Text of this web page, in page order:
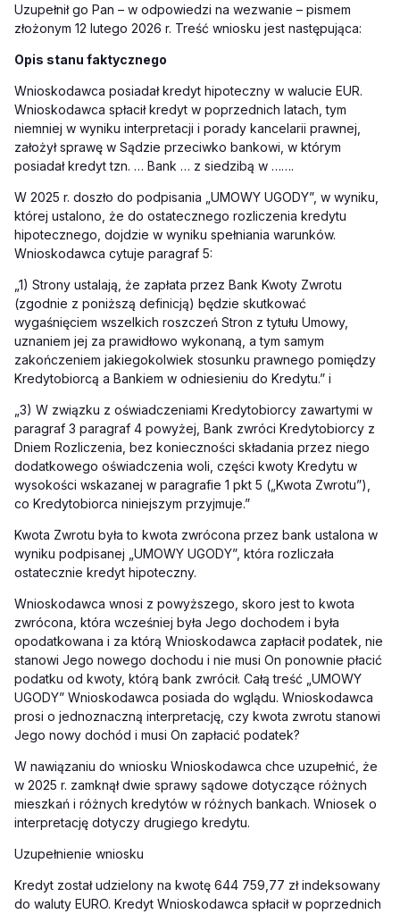
Uzupełnił go Pan – w odpowiedzi na wezwanie – pismem
złożonym 12 lutego 2026 r. Treść wniosku jest następująca:
Opis stanu faktycznego
Wnioskodawca posiadał kredyt hipoteczny w walucie EUR.
Wnioskodawca spłacił kredyt w poprzednich latach, tym
niemniej w wyniku interpretacji i porady kancelarii prawnej,
założył sprawę w Sądzie przeciwko bankowi, w którym
posiadał kredyt tzn. … Bank … z siedzibą w …….
W 2025 r. doszło do podpisania „UMOWY UGODY”, w wyniku,
której ustalono, że do ostatecznego rozliczenia kredytu
hipotecznego, dojdzie w wyniku spełniania warunków.
Wnioskodawca cytuje paragraf 5:
„1) Strony ustalają, że zapłata przez Bank Kwoty Zwrotu
(zgodnie z poniższą definicją) będzie skutkować
wygaśnięciem wszelkich roszczeń Stron z tytułu Umowy,
uznaniem jej za prawidłowo wykonaną, a tym samym
zakończeniem jakiegokolwiek stosunku prawnego pomiędzy
Kredytobiorcą a Bankiem w odniesieniu do Kredytu.” i
„3) W związku z oświadczeniami Kredytobiorcy zawartymi w
paragraf 3 paragraf 4 powyżej, Bank zwróci Kredytobiorcy z
Dniem Rozliczenia, bez konieczności składania przez niego
dodatkowego oświadczenia woli, części kwoty Kredytu w
wysokości wskazanej w paragrafie 1 pkt 5 („Kwota Zwrotu”),
co Kredytobiorca niniejszym przyjmuje.”
Kwota Zwrotu była to kwota zwrócona przez bank ustalona w
wyniku podpisanej „UMOWY UGODY”, która rozliczała
ostatecznie kredyt hipoteczny.
Wnioskodawca wnosi z powyższego, skoro jest to kwota
zwrócona, która wcześniej była Jego dochodem i była
opodatkowana i za którą Wnioskodawca zapłacił podatek, nie
stanowi Jego nowego dochodu i nie musi On ponownie płacić
podatku od kwoty, którą bank zwrócił. Całą treść „UMOWY
UGODY” Wnioskodawca posiada do wglądu. Wnioskodawca
prosi o jednoznaczną interpretację, czy kwota zwrotu stanowi
Jego nowy dochód i musi On zapłacić podatek?
W nawiązaniu do wniosku Wnioskodawca chce uzupełnić, że
w 2025 r. zamknął dwie sprawy sądowe dotyczące różnych
mieszkań i różnych kredytów w różnych bankach. Wniosek o
interpretację dotyczy drugiego kredytu.
Uzupełnienie wniosku
Kredyt został udzielony na kwotę 644 759,77 zł indeksowany
do waluty EURO. Kredyt Wnioskodawca spłacił w poprzednich